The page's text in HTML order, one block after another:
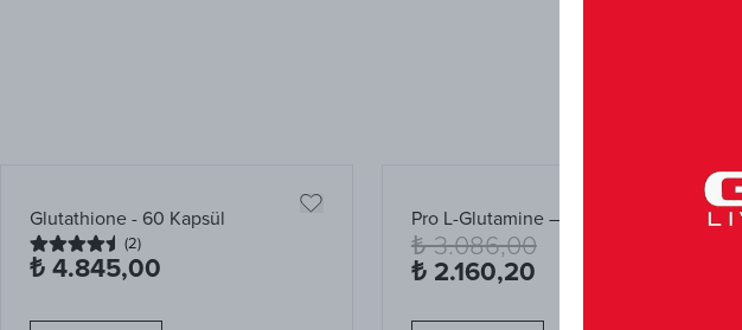
Glutathione - 60 Kapsül
(2)
₺ 4.845,00
Pro L-Glutamine – 225 g (45 servis)
₺ 3.086,00
₺ 2.160,20